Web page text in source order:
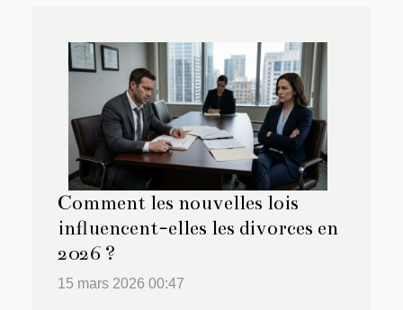
Comment les nouvelles lois
influencent-elles les divorces en
2026 ?
15 mars 2026 00:47